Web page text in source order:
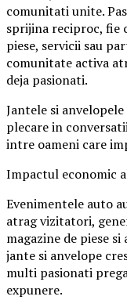
comunitati unite.
sprijina reciproc, fie
piese, servicii sau
comunitate activa
deja pasionati.
Jantele si
plecare in
intre oameni care
Impactul economic
Evenimentele auto
atrag vizitatori,
magazine de piese
jante si anvelope
multi pasionati
expunere.